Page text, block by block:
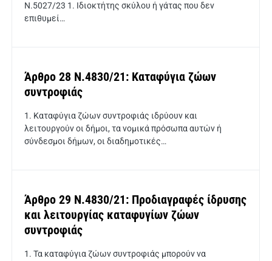
Ν.5027/23 1. Ιδιοκτήτης σκύλου ή γάτας που δεν
επιθυμεί…
Άρθρο 28 Ν.4830/21: Καταφύγια ζώων
συντροφιάς
1. Καταφύγια ζώων συντροφιάς ιδρύουν και
λειτουργούν οι δήμοι, τα νομικά πρόσωπα αυτών ή
σύνδεσμοι δήμων, οι διαδημοτικές…
Άρθρο 29 Ν.4830/21: Προδιαγραφές ίδρυσης
και λειτουργίας καταφυγίων ζώων
συντροφιάς
1. Τα καταφύγια ζώων συντροφιάς μπορούν να